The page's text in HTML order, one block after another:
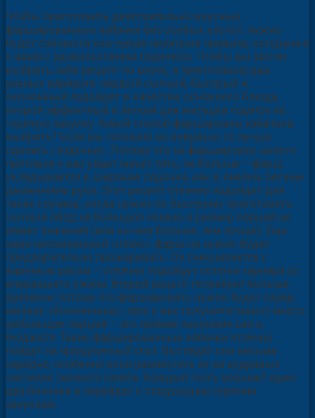
Чтобы приготовить действительно вкусные
фаршированные кабачки без особых хлопот, нужно
будет соблюсти кое-какие нехитрые правила, которым я
с вами с удовольствием поделюсь. Чтобы вы могли
выбрать себе рецепт по вкусу, я приготовила два
разных варианта: первый сытный, быстрый и
экономный подойдет в качестве основного блюда,
второй эффектный и легкий для желудка годится на
горячую закуску. Какой способ фаршировки кабачков
выбрать? Если вы готовите их впервые, то лучше
сделать «лодочки». Потому что на фаршировку целого
противня у вас уйдет минут пять, не больше – фарш
укладывается в широкие лодочки, как в пиалки, легким
движением руки. Этот рецепт отлично подойдет для
таких случаев, когда нужно по-быстрому приготовить
сытный обед на большую семью и размер порций не
имеет значения (или он чем больше, тем лучше). Еще
один несомненный «плюс»: фарш не нужно будет
предварительно прожаривать. Он смешивается с
вареным рисом – отлично подойдут остатки гарнира со
вчерашнего ужина. Второй рецепт потребует больше
времени, потому что фаршировать нужно будет отряд
мелких «бочоночков», зато у вас получится много-много
небольших порций – это прямая экономия сил и
бюджета. Такие фаршированные кабачки отлично
пойдут на праздничный стол. Выглядят они весьма
нарядно, особенно если разместить их на кудрявых
листиках свежего салата. Каждый гость возьмет один-
два бочонка и перейдет к следующим горячим
закускам.